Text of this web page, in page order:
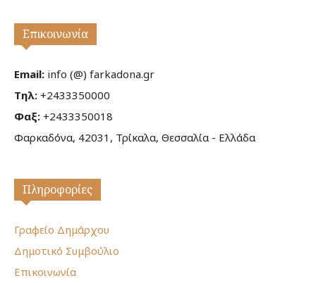
Επικοινωνία
Email: info (@) farkadona.gr
Τηλ: +2433350000
Φαξ: +2433350018
Φαρκαδόνα, 42031, Τρίκαλα, Θεσσαλία - Ελλάδα
Πληροφορίες
Γραφείο Δημάρχου
Δημοτικό Συμβούλιο
Επικοινωνία